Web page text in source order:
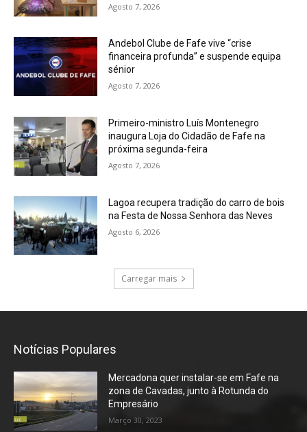
Agosto 7, 2026
Andebol Clube de Fafe vive “crise
financeira profunda” e suspende equipa
sénior
Agosto 7, 2026
Primeiro-ministro Luís Montenegro
inaugura Loja do Cidadão de Fafe na
próxima segunda-feira
Agosto 7, 2026
Lagoa recupera tradição do carro de bois
na Festa de Nossa Senhora das Neves
Agosto 6, 2026
Carregar mais
Notícias Populares
Mercadona quer instalar-se em Fafe na
zona de Cavadas, junto à Rotunda do
Empresário
Março 30, 2023